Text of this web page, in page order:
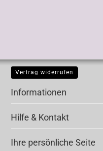
Vertrag widerrufen
Informationen
Hilfe & Kontakt
Ihre persönliche Seite